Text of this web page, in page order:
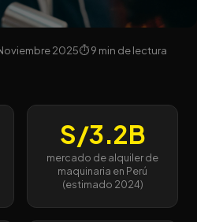
· EQUIPOS INDUSTRIALES
de
Digital
2025⏱ 9 min de lectura
S/3.2B
mercado de alquiler de
maquinaria en Perú
(estimado 2024)